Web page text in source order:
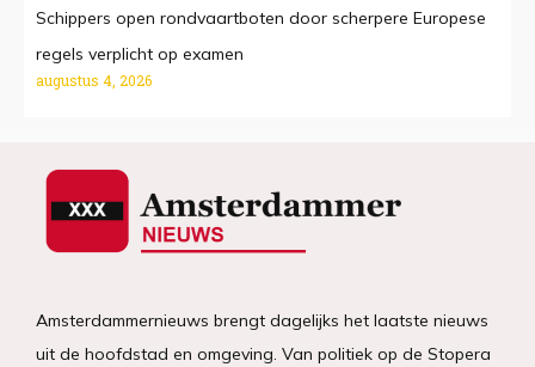
Schippers open rondvaartboten door scherpere Europese
regels verplicht op examen
augustus 4, 2026
Amsterdammernieuws brengt dagelijks het laatste nieuws
uit de hoofdstad en omgeving. Van politiek op de Stopera